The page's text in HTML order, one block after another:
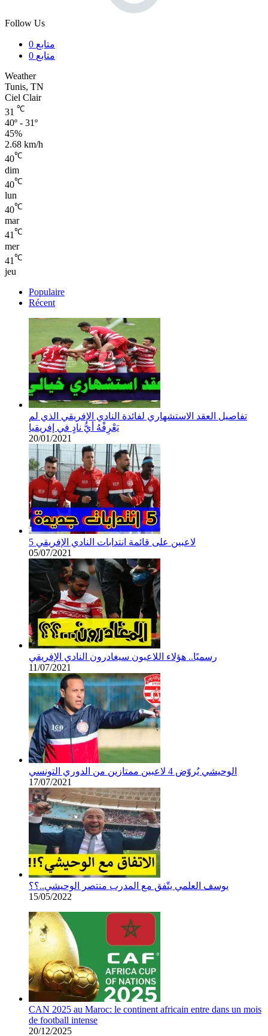
Follow Us
0 متابع
0 متابع
Weather
Tunis, TN
Ciel Clair
31 ℃
40º - 31º
45%
2.68 km/h
40℃
dim
40℃
lun
40℃
mar
41℃
mer
41 ℃
jeu
Populaire
Récent
تفاصيل العقد الاستشهاري لفائدة النادي الإفريقي الذي لم
يَعْرِفْهُ أيُّ نادٍ في إفريقيا
20/01/2021
5 لاعبين على قائمة انتدابات النادي الإفريقي
05/07/2021
رسميًا.. هؤلاء اللاعبون سيغادرون النادي الإفريقي
11/07/2021
الوحيشي يُروّض 4 لاعبين ممتازين من الدوري التونسي
17/07/2021
يوسف العلمي يتّفق مع المدرب منتصر الوحيشي..؟؟
15/05/2022
CAN 2025 au Maroc: le continent africain entre dans un mois
de football intense
20/12/2025